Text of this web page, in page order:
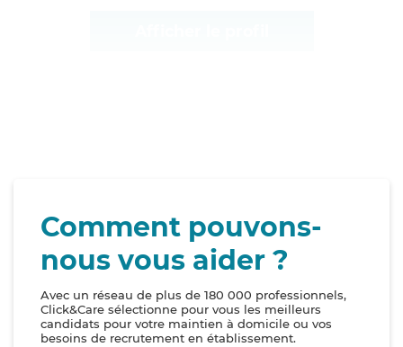
Comment pouvons-
nous vous aider ?
Avec un réseau de plus de 180 000 professionnels,
Click&Care sélectionne pour vous les meilleurs
candidats pour votre maintien à domicile ou vos
besoins de recrutement en établissement.